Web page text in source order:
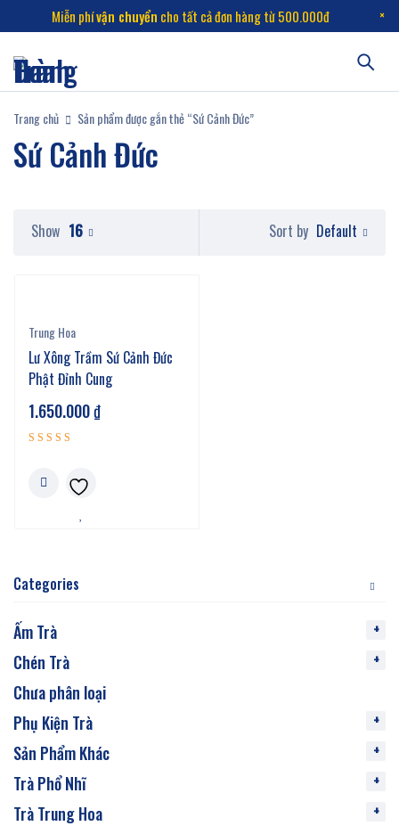
Miễn phívận chuyển cho tất cả đơn hàng từ 500.000đ
Trang chủ Sản phẩm được gắn thẻ “Sứ Cảnh Đức”
Sứ Cảnh Đức
Categories
Ấm Trà
Chén Trà
Chưa phân loại
Phụ Kiện Trà
Sản Phẩm Khác
Trà Phổ Nhĩ
Trà Trung Hoa
Sort by Default
Show 16
Trung Hoa
Lư Xông Trầm Sứ Cảnh Đức
Phật Đỉnh Cung
1.650.000₫
hạng
5.00
5 sao